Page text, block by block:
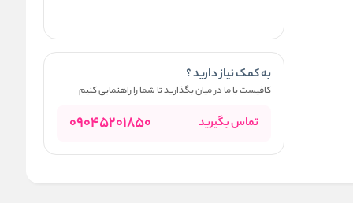
به کمک نیاز دارید ؟
کافیست با ما در میان بگذارید تا شما را راهنمایی کنیم
تماس بگیرید 09045201850